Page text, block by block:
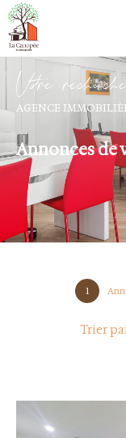
Vore recece
AGENCE
Annonces de
1
Trier